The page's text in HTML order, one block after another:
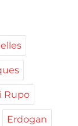
Rupo
Erdogan